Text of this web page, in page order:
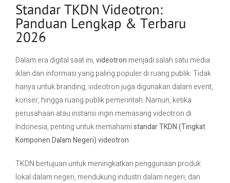
Project
Contact Us
Standar TKDN Videotron:
Panduan Lengkap & Terbaru
2026
Dalam era digital saat ini,videotron menjadi salah satu media
iklan dan informasi yang paling populer di ruang publik. Tidak
hanya untuk branding, videotron juga digunakan dalam event,
konser, hingga ruang publik pemerintah. Namun, ketika
perusahaan atau instansi ingin memasang videotron di
Indonesia, penting untuk memahamistandar TKDN (Tingkat
Komponen Dalam Negeri) videotron.
TKDN bertujuan untuk meningkatkan penggunaan produk
lokal dalam negeri, mendukung industri dalam negeri, dan